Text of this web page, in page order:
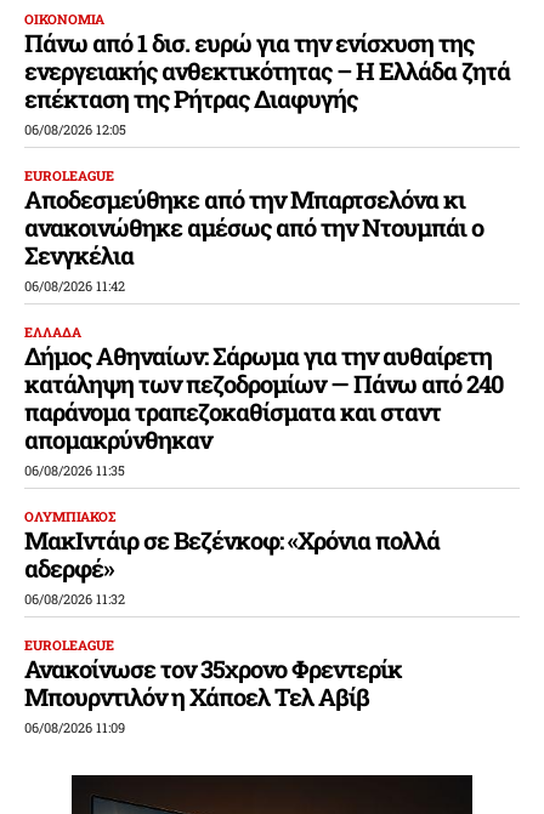
ΟΙΚΟΝΟΜΙΑ
Πάνω από 1 δισ. ευρώ για την ενίσχυση της
ενεργειακής ανθεκτικότητας – Η Ελλάδα ζητά
επέκταση της Ρήτρας Διαφυγής
06/08/2026 12:05
EUROLEAGUE
Αποδεσμεύθηκε από την Μπαρτσελόνα κι
ανακοινώθηκε αμέσως από την Ντουμπάι ο
Σενγκέλια
06/08/2026 11:42
ΕΛΛΑΔΑ
Δήμος Αθηναίων: Σάρωμα για την αυθαίρετη
κατάληψη των πεζοδρομίων — Πάνω από 240
παράνομα τραπεζοκαθίσματα και σταντ
απομακρύνθηκαν
06/08/2026 11:35
ΟΛΥΜΠΙΑΚΟΣ
ΜακΙντάιρ σε Βεζένκοφ: «Χρόνια πολλά
αδερφέ»
06/08/2026 11:32
EUROLEAGUE
Ανακοίνωσε τον 35χρονο Φρεντερίκ
Μπουρντιλόν η Χάποελ Τελ Αβίβ
06/08/2026 11:09